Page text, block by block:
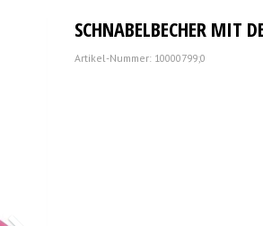
SCHNABELBECHER MIT
Artikel-Nummer: 10000799;0